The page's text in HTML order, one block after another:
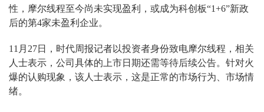
性，摩尔线程至今尚未实现盈利，或成为科创板“1+6”新政
后的第4家未盈利企业。
11月27日，时代周报记者以投资者身份致电摩尔线程，相关
人士表示，公司具体的上市日期还需等待后续公告。针对火
爆的认购现象，该人士表示，这是正常的市场行为、市场情
绪。